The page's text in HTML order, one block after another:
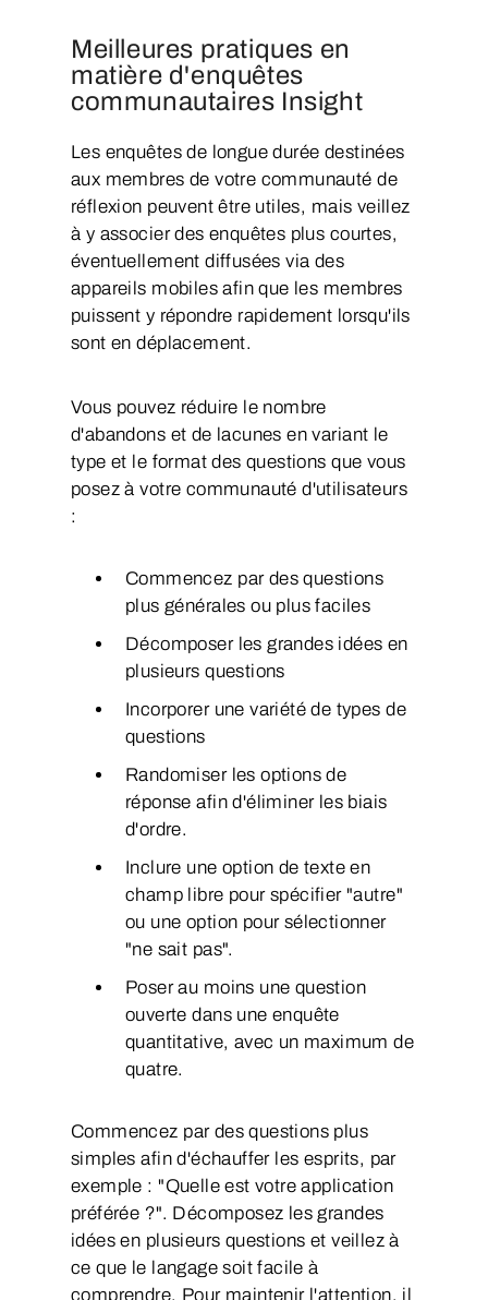
Meilleures pratiques en
matière d'enquêtes
communautaires Insight
Les enquêtes de longue durée destinées
aux membres de votre communauté de
réflexion peuvent être utiles, mais veillez
à y associer des enquêtes plus courtes,
éventuellement diffusées via des
appareils mobiles afin que les membres
puissent y répondre rapidement lorsqu'ils
sont en déplacement.
Vous pouvez réduire le nombre
d'abandons et de lacunes en variant le
type et le format des questions que vous
posez à votre communauté d'utilisateurs
:
Commencez par des questions
plus générales ou plus faciles
Décomposer les grandes idées en
plusieurs questions
Incorporer une variété de types de
questions
Randomiser les options de
réponse afin d'éliminer les biais
d'ordre.
Inclure une option de texte en
champ libre pour spécifier "autre"
ou une option pour sélectionner
"ne sait pas".
Poser au moins une question
ouverte dans une enquête
quantitative, avec un maximum de
quatre.
Commencez par des questions plus
simples afin d'échauffer les esprits, par
exemple : "Quelle est votre application
préférée ?". Décomposez les grandes
idées en plusieurs questions et veillez à
ce que le langage soit facile à
comprendre. Pour maintenir l'attention, il